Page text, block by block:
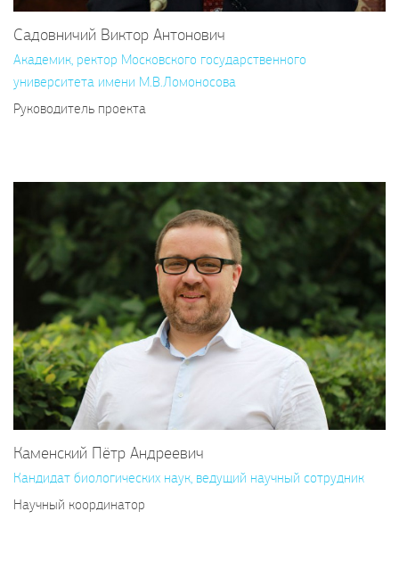
Садовничий Виктор Антонович
Академик, ректор Московского государственного
университета имени М.В.Ломоносова
Руководитель проекта
Каменский Пётр Андреевич
Кандидат биологических наук, ведущий научный сотрудник
Научный координатор